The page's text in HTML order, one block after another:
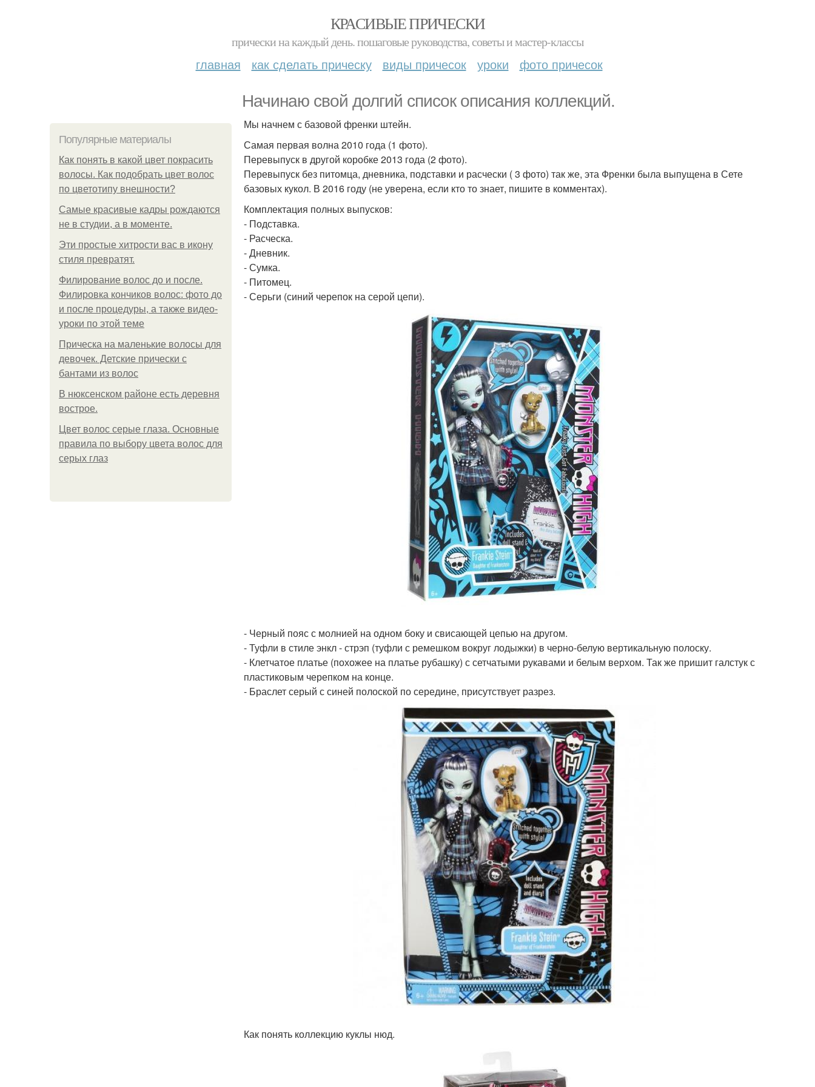
КРАСИВЫЕ ПРИЧЕСКИ
прически на каждый день. пошаговые руководства, советы и мастер-классы
главная как сделать прическу виды причесок уроки фото причесок
Начинаю свой долгий список описания коллекций.
Популярные материалы
Как понять в какой цвет покрасить
волосы. Как подобрать цвет волос
по цветотипу внешности?
Самые красивые кадры рождаются
не в студии, а в моменте.
Эти простые хитрости вас в икону
стиля превратят.
Филирование волос до и после.
Филировка кончиков волос: фото до
и после процедуры, а также видео-
уроки по этой теме
Прическа на маленькие волосы для
девочек. Детские прически с
бантами из волос
В нюксенском районе есть деревня
вострое.
Цвет волос серые глаза. Основные
правила по выбору цвета волос для
серых глаз
Мы начнем с базовой френки штейн.
Самая первая волна 2010 года (1 фото).
Перевыпуск в другой коробке 2013 года (2 фото).
Перевыпуск без питомца, дневника, подставки и расчески ( 3 фото) так же, эта Френки была выпущена в Сете
базовых кукол. В 2016 году (не уверена, если кто то знает, пишите в комментах).
Комплектация полных выпусков:
- Подставка.
- Расческа.
- Дневник.
- Сумка.
- Питомец.
- Серьги (синий черепок на серой цепи).
- Черный пояс с молнией на одном боку и свисающей цепью на другом.
- Туфли в стиле энкл - стрэп (туфли с ремешком вокруг лодыжки) в черно-белую вертикальную полоску.
- Клетчатое платье (похожее на платье рубашку) с сетчатыми рукавами и белым верхом. Так же пришит галстук с
пластиковым черепком на конце.
- Браслет серый с синей полоской по середине, присутствует разрез.
Как понять коллекцию куклы нюд.